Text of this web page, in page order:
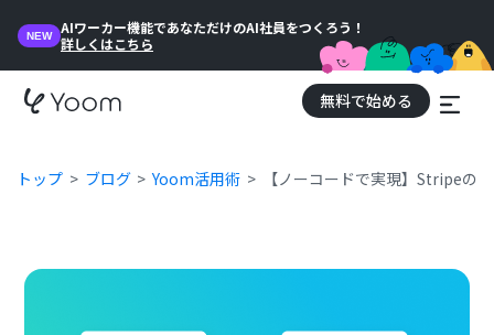
NEW
AIワーカー機能であなただけのAI社員をつくろう！
詳しくはこちら
無料で始める
トップ ブログ Yoom活用術 【ノーコードで実現】Stripeの